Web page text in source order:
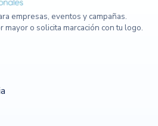
empresas, eventos y campañas.
mayor o solicita marcación con tu logo.